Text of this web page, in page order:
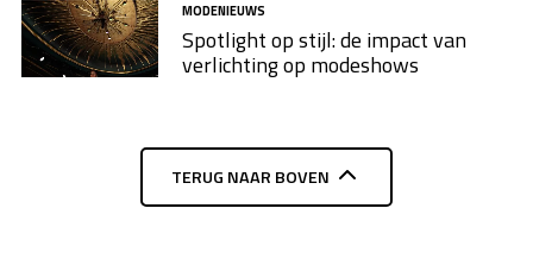
MODENIEUWS
Spotlight op stijl: de impact van
verlichting op modeshows
TERUG NAAR BOVEN